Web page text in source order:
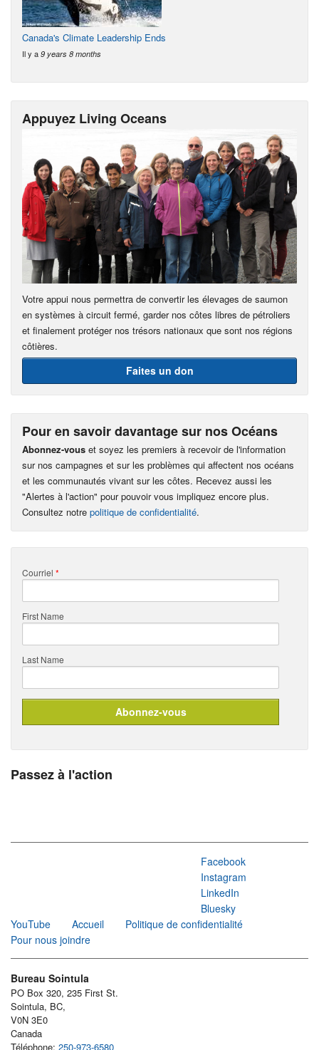
Canada's Climate Leadership Ends
Il y a 9 years 8 months
Appuyez Living Oceans
Votre appui nous permettra de convertir les élevages de saumon
en systèmes à circuit fermé, garder nos côtes libres de pétroliers
et finalement protéger nos trésors nationaux que sont nos régions
côtières.
Faites un don
Pour en savoir davantage sur nos Océans
Abonnez-vous et soyez les premiers à recevoir de l'information
sur nos campagnes et sur les problèmes qui affectent nos océans
et les communautés vivant sur les côtes. Recevez aussi les
"Alertes à l'action" pour pouvoir vous impliquez encore plus.
Consultez notre politique de confidentialité.
Courriel *
First Name
Last Name
Passez à l'action
Facebook
Instagram
LinkedIn
Bluesky
YouTube
Accueil
Politique de confidentialité
Pour nous joindre
Bureau Sointula
PO Box 320, 235 First St.
Sointula, BC,
V0N 3E0
Canada
Téléphone: 250-973-6580